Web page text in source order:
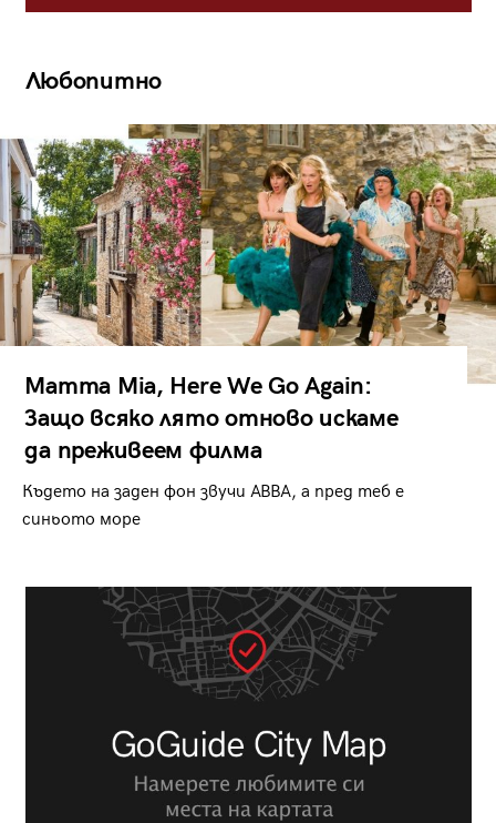
Любопитно
Mamma Mia, Here We Go Again:
Защо всяко лято отново искаме
да преживеем филма
Където на заден фон звучи ABBA, а пред теб е
синьото море